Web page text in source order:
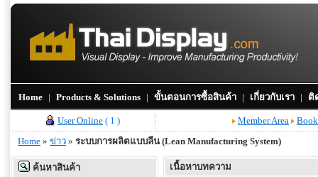
Home | Products & Solutions | ขั้นตอนการซื้อสินค้า | เกี่ยวกับเรา | ติ
User Online ( 1 ) Member Area
Home » ข่าว » ระบบการผลิตแบบลีน (Lean Manufacturing System)
ค้นหาสินค้า เนื้อหาบทความ